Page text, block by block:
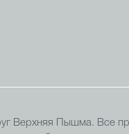
Верхняя Пышма. Все